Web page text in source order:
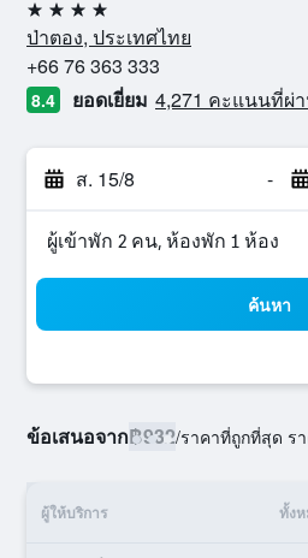
4 ดาว
ป่าตอง, ประเทศไทย
+66 76 363 333
8.4 ยอดเยี่ยม 4,271 คะแนนที่ผ่
ส. 15/8 -
ผู้เข้าพัก 2 คน, ห้องพัก 1 ห้อง
ค้นหา
ข้อเสนอจาก฿932/ราคาที่ถูกที่สุด ร
ผู้ให้บริการ ทั้ง